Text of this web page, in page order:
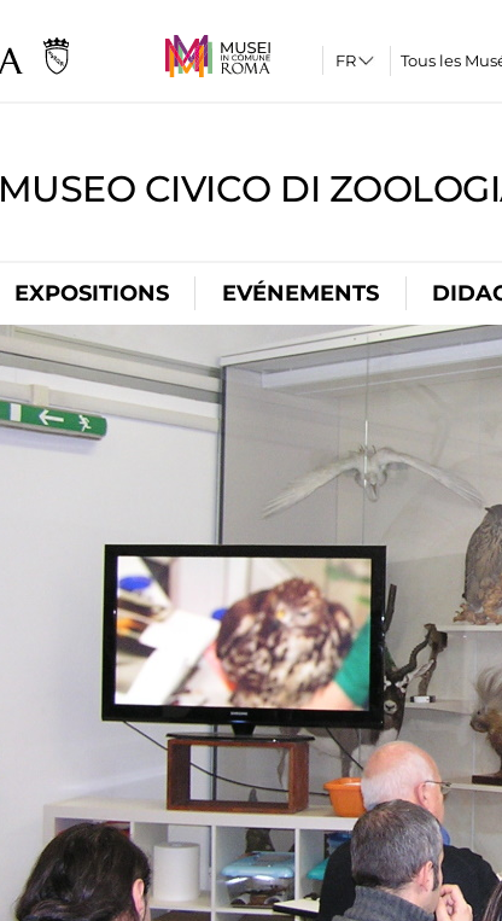
Tous les
MUSEO CIVICO DI
EXPOSITIONS EVÉNEMENTS